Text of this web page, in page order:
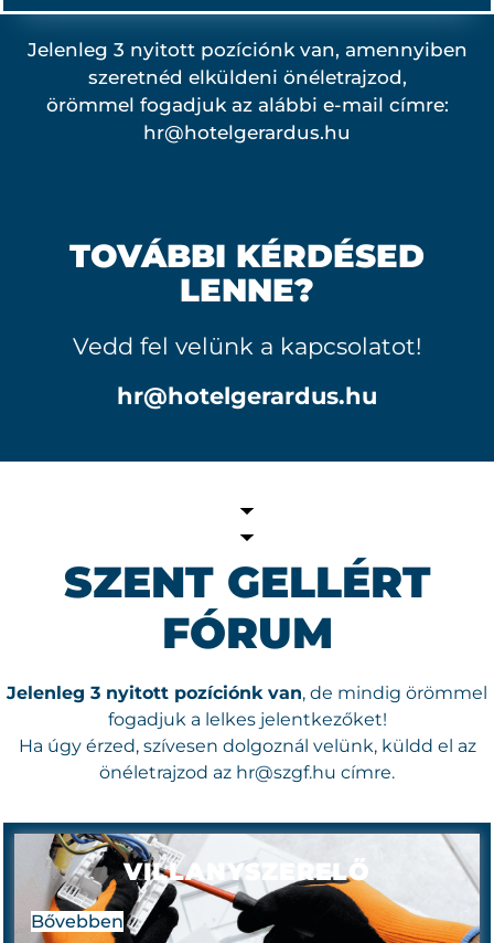
Jelenleg 3 nyitott pozíciónk van, amennyiben
szeretnéd elküldeni önéletrajzod,
örömmel fogadjuk az alábbi e-mail címre:
hr@hotelgerardus.hu
TOVÁBBI KÉRDÉSED
LENNE?
Vedd fel velünk a kapcsolatot!
hr@hotelgerardus.hu
SZENT GELLÉRT
FÓRUM
Jelenleg 3 nyitott pozíciónk van, de mindig örömmel
fogadjuk a lelkes jelentkezőket!
Ha úgy érzed, szívesen dolgoznál velünk, küldd el az
önéletrajzod az hr@szgf.hu címre.
VILLANYSZERELŐ
Bővebben